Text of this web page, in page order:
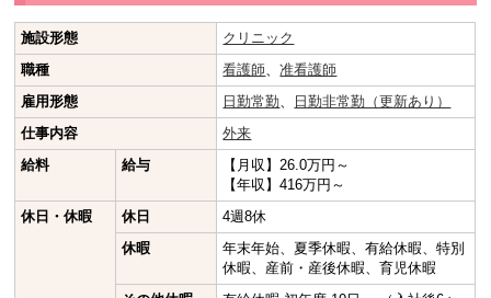
施設形態
クリニック
職種
看護師 、准看護師
雇用形態
日勤常勤
日勤非常勤（更新あり）
仕事内容
外来
給料
給与
【月収】26.0万円～
【年収】416万円～
休日・休暇
休日
4週8休
休暇
年末年始、夏季休暇、有給休暇、特別
休暇、産前・産後休暇、育児休暇